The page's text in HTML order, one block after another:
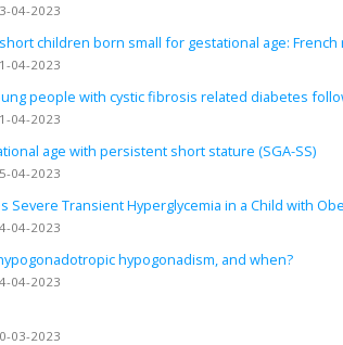
04-2023
children born small for gestational age: French
04-2023
people with cystic fibrosis related diabetes
04-2023
age with persistent short stature (SGA-SS)
04-2023
Transient Hyperglycemia in a Child with
04-2023
hypogonadism, and when?
04-2023
03-2023